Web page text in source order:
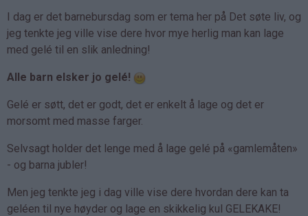
I dag er det barnebursdag som er tema her på Det søte liv, og
jeg tenkte jeg ville vise dere hvor mye herlig man kan lage
med gelé til en slik anledning!
Alle barn elsker jo gelé!
Gelé er søtt, det er godt, det er enkelt å lage og det er
morsomt med masse farger.
Selvsagt holder det lenge med å lage gelé på «gamlemåten»
- og barna jubler!
Men jeg tenkte jeg i dag ville vise dere hvordan dere kan ta
geléen til nye høyder og lage en skikkelig kul GELEKAKE!